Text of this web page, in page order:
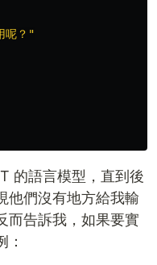
呢？ "
的語言模型，直到後
他們沒有地方給我輸
而告訴我，如果要實